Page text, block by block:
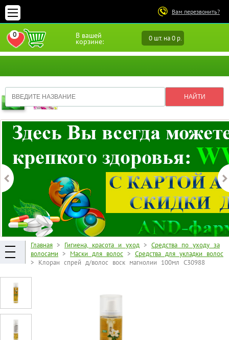
Вам перезвонить?
В вашей
корзине: 0 шт. на 0 р.
0
ПЕРЕЙТИ В ИЗБРАННОЕ
Главная > Гигиена, красота и уход > Средства по уходу за
волосами > Маски для волос > Средства для укладки волос
> Клоран спрей д/волос воск магнолии 100мл С30988